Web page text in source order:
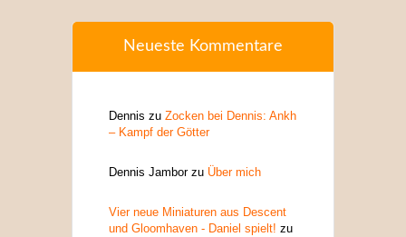
Neueste Kommentare
Dennis zu Zocken bei Dennis: Ankh
– Kampf der Götter
Dennis Jamborzu Über mich
Vier neue Miniaturen aus Descent
und Gloomhaven - Daniel spielt! zu